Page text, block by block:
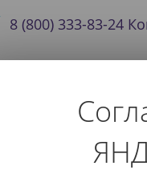
8 (800) 333-83-24
Используйте